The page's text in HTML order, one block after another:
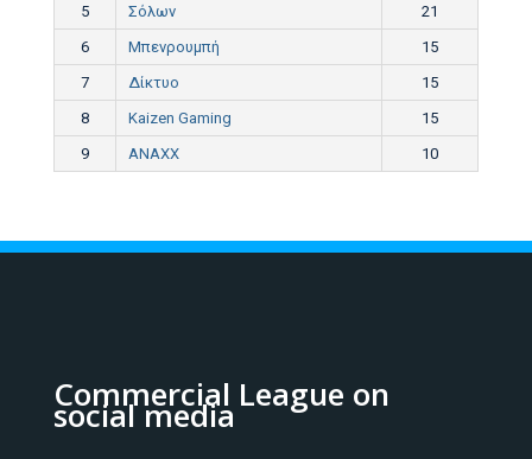
5
Σόλων
21
6
Μπενρουμπή
15
7
Δίκτυο
15
8
Kaizen Gaming
15
9
ANAXX 10
Commercial League on
social media